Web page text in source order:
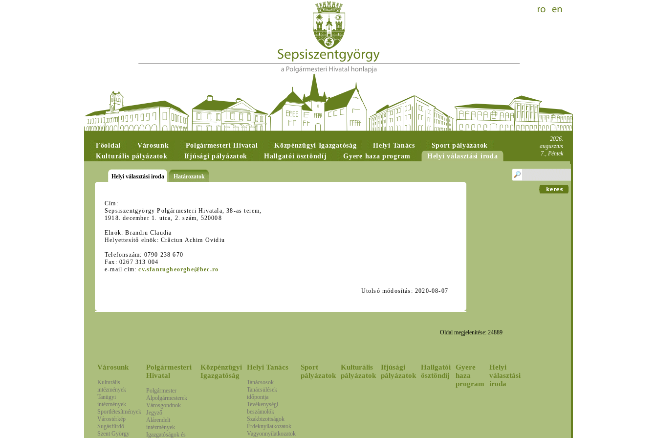
Főoldal Városunk Polgármesteri Hivatal Közpénzügyi Igazgatóság Helyi Tanács
Sport pályázatok
Kulturális pályázatok
Ifjúsági pályázatok Hallgatói ösztöndíj Gyere haza program Helyi választási iroda
2026.
augusztus
7., Péntek
Helyi választási iroda Határozatok
Cím:
Sepsiszentgyörgy Polgármesteri Hivatala, 38-as terem,
1918. december 1. utca, 2. szám, 520008
Elnök: Brandiu Claudia
Helyettesítő elnök: Crăciun Achim Ovidiu
Telefonszám: 0790 238 670
Fax: 0267 313 004
e-mail cím:cv.sfantugheorghe@bec.ro
Utolsó módosítás: 2020-08-07
Oldal megjelenítése: 24889
Városunk
Kulturális
intézmények
Tanügyi
intézmények
Sportlétesítmények
Várostérkép
Sugásfürdő
Szent György
Polgármesteri
Hivatal
Polgármester
Alpolgármesterek
Városgondnok
Jegyző
Alárendelt
intézmények
Igazgatóságok és
Közpénzügyi
Igazgatóság
Helyi Tanács
Tanácsosok
Tanácsülések
időpontja
Tevékenységi
beszámolók
Szakbizottságok
Érdeknyilatkozatok
Vagyonnyilatkozatok
Sport
pályázatok
Kulturális
pályázatok
Ifjúsági
pályázatok
Hallgatói
ösztöndíj
Gyere
haza
program
Helyi
választási
iroda